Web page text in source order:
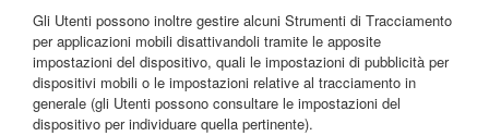
Gli Utenti possono inoltre gestire alcuni Strumenti di Tracciamento
per applicazioni mobili disattivandoli tramite le apposite
impostazioni del dispositivo, quali le impostazioni di pubblicità per
dispositivi mobili o le impostazioni relative al tracciamento in
generale (gli Utenti possono consultare le impostazioni del
dispositivo per individuare quella pertinente).